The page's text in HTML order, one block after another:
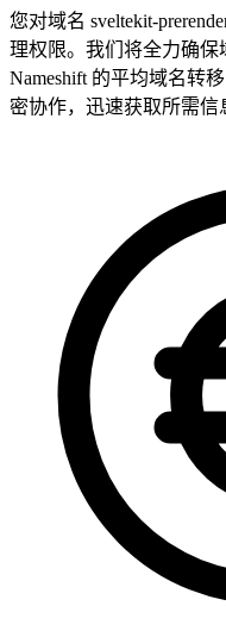
您对域名 sveltekit-
理权限。我们将全力确保
Nameshift 的平均域名转
密协作，迅速获取所需信